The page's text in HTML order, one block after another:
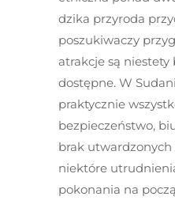
dzika przyroda
poszukiwaczy
atrakcje są
dostępne. W
praktycznie
bezpieczeństwo,
brak utwardzonych
niektóre
pokonania na